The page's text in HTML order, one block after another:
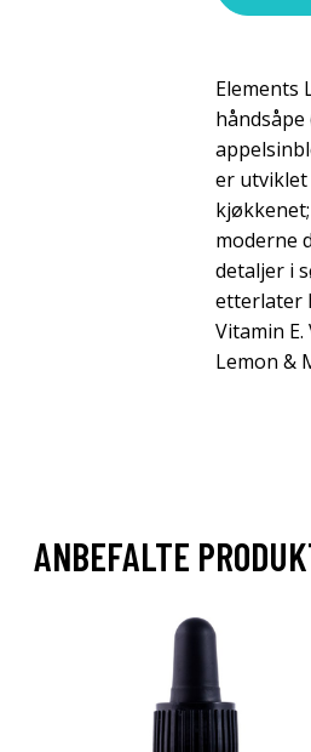
Elements
er
moderne
detaljer i
etterlater
Vitamin
Lemon &
ANBEFALTE